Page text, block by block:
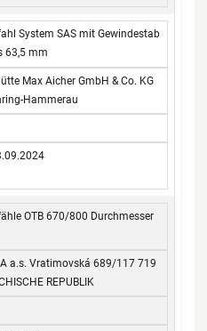
System SAS mit Gewindestab
63,5 mm
Max Aicher GmbH & Co. KG
Hammerau
OTB 670/800 Durchmesser
a.s. Vratimovská 689/117 719
REPUBLIK